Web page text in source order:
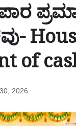
of
2026